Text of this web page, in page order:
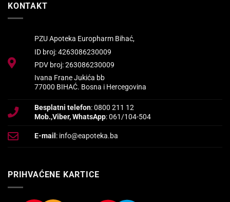
KONTAKT
PZU Apoteka Europharm Bihać,
ID broj: 4263086230009
PDV broj: 263086230009
Ivana Frane Jukića bb
77000 BIHAĆ. Bosna i Hercegovina
Besplatni telefon: 0800 211 12
Mob.,Viber, WhatsApp: 061/104-504
E-mail : info@eapoteka.ba
PRIHVAĆENE KARTICE